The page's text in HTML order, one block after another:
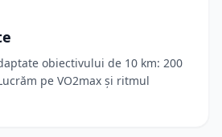
obiectivului de 10 km: 200
pe VO2max și ritmul